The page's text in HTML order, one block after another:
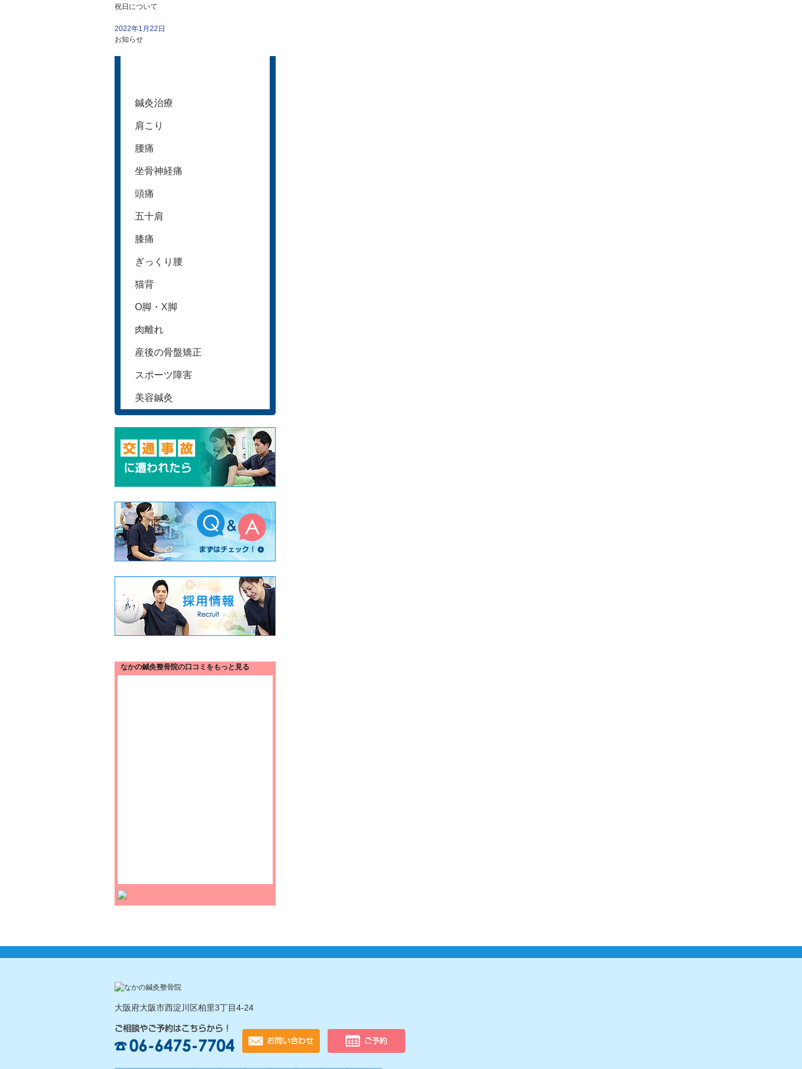
祝日について
2022年1月22日
お知らせ
鍼灸治療
肩こり
腰痛
坐骨神経痛
頭痛
五十肩
膝痛
ぎっくり腰
猫背
O脚・X脚
肉離れ
産後の骨盤矯正
スポーツ障害
美容鍼灸
なかの鍼灸整骨院の口コミをもっと見る
大阪府大阪市西淀川区柏里3丁目4-24